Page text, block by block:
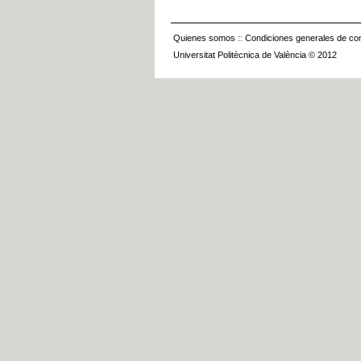
Quienes somos :: Condiciones generales de
Universitat Politècnica de València © 2012